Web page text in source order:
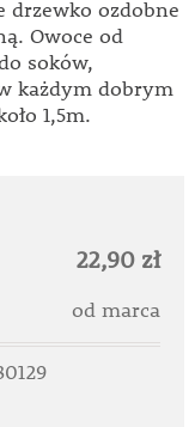
drzewko ozdobne
Owoce od
soków,
każdym dobrym
1,5m.
22,90 zł
od marca